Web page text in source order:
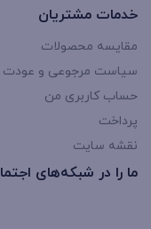
خدمات مشتریان
مقایسه محصولات
سیاست مرجوعی و عودت
حساب کاربری من
پرداخت
نقشه سایت
ما را در شبکه‌های